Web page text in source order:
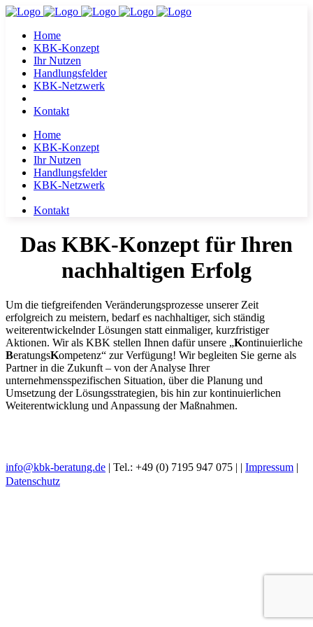
Home
KBK-Konzept
Ihr Nutzen
Handlungsfelder
KBK-Netzwerk
Kontakt
Home
KBK-Konzept
Ihr Nutzen
Handlungsfelder
KBK-Netzwerk
Kontakt
Das KBK-Konzept für Ihren
nachhaltigen Erfolg
Um die tiefgreifenden Veränderungsprozesse unserer Zeit
erfolgreich zu meistern, bedarf es nachhaltiger, sich ständig
weiterentwickelnder Lösungen statt einmaliger, kurzfristiger
Aktionen. Wir als KBK stellen Ihnen dafür unsere „Kontinuierliche
BeratungsKompetenz“ zur Verfügung! Wir begleiten Sie gerne als
Partner in die Zukunft – von der Analyse Ihrer
unternehmensspezifischen Situation, über die Planung und
Umsetzung der Lösungsstrategien, bis hin zur kontinuierlichen
Weiterentwicklung und Anpassung der Maßnahmen.
info@kbk-beratung.de | Tel.: +49 (0) 7195 947 075 | | Impressum |
Datenschutz